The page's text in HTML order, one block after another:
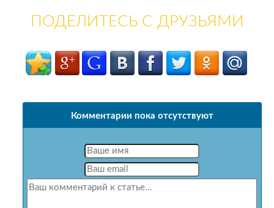
ПОДЕЛИТЕСЬ С ДРУЗЬЯМИ
Комментарии пока отсутствуют